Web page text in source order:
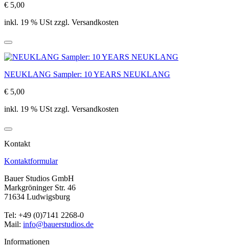
€ 5,00
inkl. 19 % USt zzgl. Versandkosten
NEUKLANG Sampler: 10 YEARS NEUKLANG
€ 5,00
inkl. 19 % USt zzgl. Versandkosten
Kontakt
Kontaktformular
Bauer Studios GmbH
Markgröninger Str. 46
71634 Ludwigsburg
Tel: +49 (0)7141 2268-0
Mail: info@bauerstudios.de
Informationen